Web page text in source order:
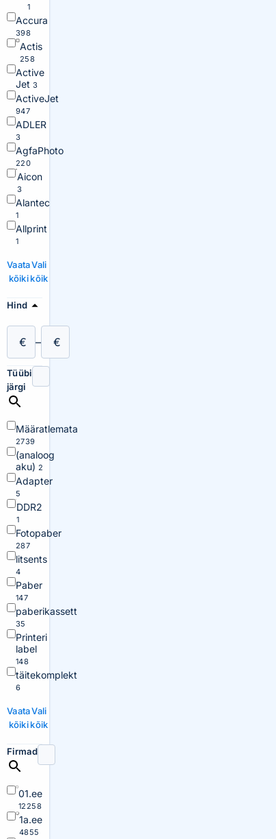
1
Accura
398
Actis
258
Active
Jet 3
ActiveJet
947
ADLER
3
AgfaPhoto
220
Aicon
3
Alantec
1
Allprint
1
Vaata
kõiki
Vali
kõik
Hind
€ – €
Tüübi
järgi
Määratlemata
2739
(analoog
aku) 2
Adapter
5
DDR2
1
Fotopaber
287
litsents
4
Paber
147
paberikassett
35
Printeri
label
148
täitekomplekt
6
Vaata
kõiki
Vali
kõik
Firmad
01.ee
12258
1a.ee
4855